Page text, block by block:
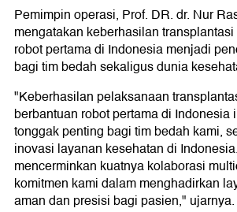
Pemimpin operasi, Prof. DR. dr. Nur
mengatakan keberhasilan
robot pertama di Indonesia menjadi
bagi tim bedah sekaligus dunia
"Keberhasilan pelaksanaan
berbantuan robot pertama di Indonesia
tonggak penting bagi tim bedah kami,
inovasi layanan kesehatan di
mencerminkan kuatnya kolaborasi
komitmen kami dalam menghadirkan
aman dan presisi bagi pasien," ujarnya.